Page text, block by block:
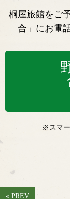
桐屋旅館をご
合」にお電
※スマ
« PREV